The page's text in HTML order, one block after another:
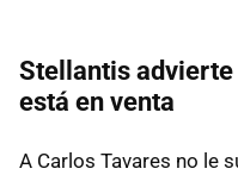
Stellantis advierte
está en venta
A Carlos Tavares no le